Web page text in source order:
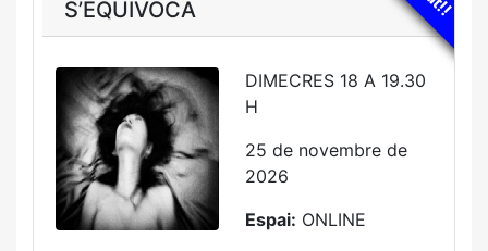
S’EQUIVOCA
DIMECRES 18 A 19.30
H
25 de novembre de
2026
Espai: ONLINE